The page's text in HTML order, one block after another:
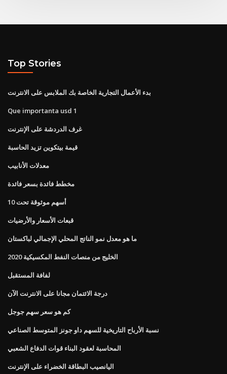
Top Stories
بدء الأعمال التجارية الخاصة بك الملابس على الانترنت
Que importanta usd 1
غرف الدردشة على الإنترنت
قيمة بيتكوين تزيد الحاسبة
معدلات الأنابيب
مخطط فائدة بسعر فائدة
أسهم موثوقة تحت 10
قبعات الأسعار والأرضيات
ما هو معدل نمو الناتج المحلي الإجمالي لباكستان
الخليج من منصات النفط المكسيكية 2020
لفافة المستقبل
درجة الائتمان مجانا على الانترنت الآن
كم هو سعر سهم جوجل
نسبة الأرباح التاريخية للسهم داو جونز المتوسط ​​الصناعي
المحاسبة لعقود البناء قوات الدفاع الشعبي
اليانصيب البطاقة الخضراء على الإنترنت